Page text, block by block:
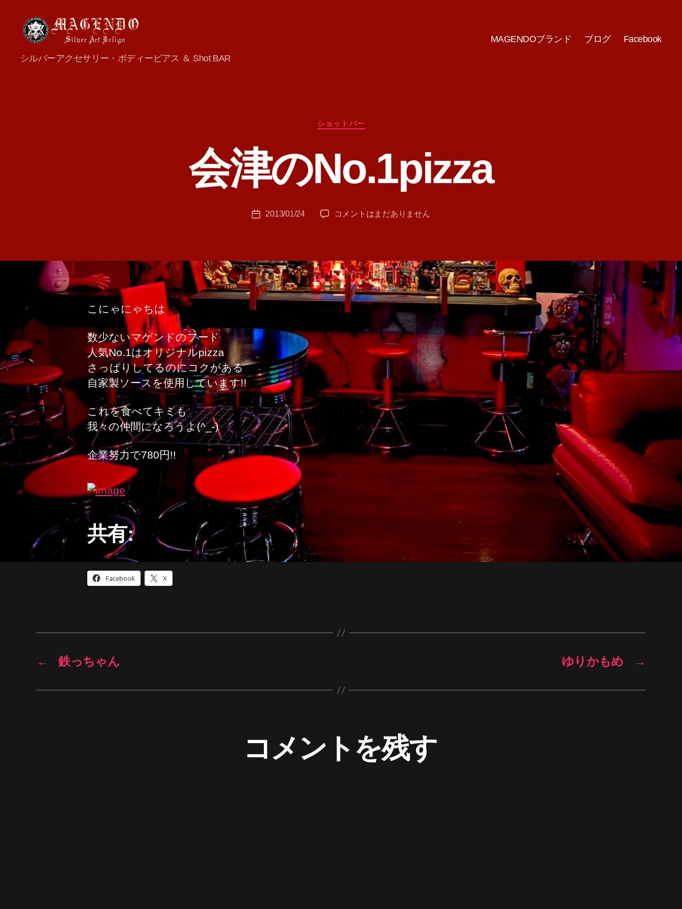
MAGENDO
JAPAN
シルバーアクセサリー・ボディーピアス ＆ Shot BAR
MAGENDOブランド ブログ Facebook
カ
テ
ー
ショットバー
会津のNo.1pizza
作
成
T
投
2013/01/24
会
へ
の
コメントはまだありません
こにゃにゃちは
数少ないマゲンドのフード
人気No.1はオリジナルpizza
さっぱりしてるのにコクがある
自家製ソースを使用しています!!
これを食べてキミも
我々の仲間になろうよ(^_-)
企業努力で780円!!
共有:
Facebook X
← 鉄っちゃん →
ゆりかもめ
コメントを残す